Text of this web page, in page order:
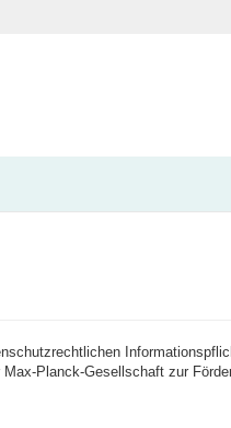
Planck-Gesellschaft zur